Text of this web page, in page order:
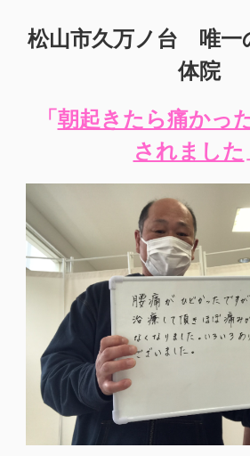
松山市久万ノ台 唯一
体院
「朝起きたら痛かっ
されました